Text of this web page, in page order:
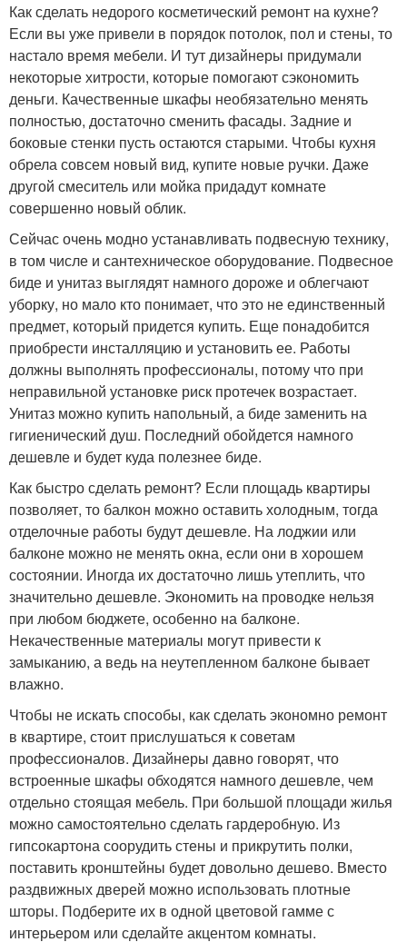
Как сделать недорого косметический ремонт на кухне?
Если вы уже привели в порядок потолок, пол и стены, то
настало время мебели. И тут дизайнеры придумали
некоторые хитрости, которые помогают сэкономить
деньги. Качественные шкафы необязательно менять
полностью, достаточно сменить фасады. Задние и
боковые стенки пусть остаются старыми. Чтобы кухня
обрела совсем новый вид, купите новые ручки. Даже
другой смеситель или мойка придадут комнате
совершенно новый облик.
Сейчас очень модно устанавливать подвесную технику,
в том числе и сантехническое оборудование. Подвесное
биде и унитаз выглядят намного дороже и облегчают
уборку, но мало кто понимает, что это не единственный
предмет, который придется купить. Еще понадобится
приобрести инсталляцию и установить ее. Работы
должны выполнять профессионалы, потому что при
неправильной установке риск протечек возрастает.
Унитаз можно купить напольный, а биде заменить на
гигиенический душ. Последний обойдется намного
дешевле и будет куда полезнее биде.
Как быстро сделать ремонт? Если площадь квартиры
позволяет, то балкон можно оставить холодным, тогда
отделочные работы будут дешевле. На лоджии или
балконе можно не менять окна, если они в хорошем
состоянии. Иногда их достаточно лишь утеплить, что
значительно дешевле. Экономить на проводке нельзя
при любом бюджете, особенно на балконе.
Некачественные материалы могут привести к
замыканию, а ведь на неутепленном балконе бывает
влажно.
Чтобы не искать способы, как сделать экономно ремонт
в квартире, стоит прислушаться к советам
профессионалов. Дизайнеры давно говорят, что
встроенные шкафы обходятся намного дешевле, чем
отдельно стоящая мебель. При большой площади жилья
можно самостоятельно сделать гардеробную. Из
гипсокартона соорудить стены и прикрутить полки,
поставить кронштейны будет довольно дешево. Вместо
раздвижных дверей можно использовать плотные
шторы. Подберите их в одной цветовой гамме с
интерьером или сделайте акцентом комнаты.